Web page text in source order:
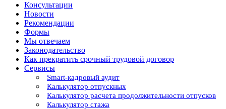
Консультации
Новости
Рекомендации
Формы
Мы отвечаем
Законодательство
Как прекратить срочный трудовой договор
Сервисы
Smart-кадровый аудит
Калькулятор отпускных
Калькулятор расчета продолжительности отпусков
Калькулятор стажа